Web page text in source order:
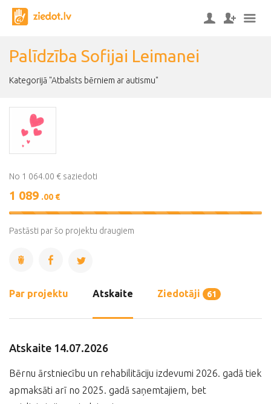
Palīdzība Sofijai Leimanei
Kategorijā "Atbalsts bērniem ar autismu"
No 1 064.00 € saziedoti
1 089 .00 €
102%
Pastāsti par šo projektu draugiem
Par projektu Atskaite Ziedotāji 61
Atskaite 14.07.2026
Bērnu ārstniecību un rehabilitāciju izdevumi 2026. gadā tiek
apmaksāti arī no 2025. gadā saņemtajiem, bet